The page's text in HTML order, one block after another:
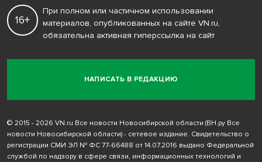
НАПИСАТЬ В РЕДАКЦИЮ
16+
При полном или частичном использовании
материалов, опубликованных на сайте VN.ru,
обязательна активная гиперссылка на сайт
© 2015 - 2026 VN.ru Все новости Новосибирской области (ВН.ру Все
новости Новосибирской области) - сетевое издание. Свидетельство о
регистрации СМИ ЭЛ № ФС 77-66488 от 14.07.2016 выдано Федеральной
службой по надзору в сфере связи, информационных технологий и